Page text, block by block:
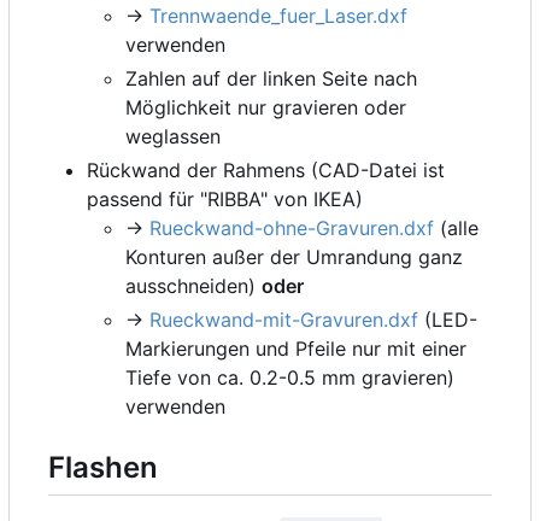
-> Trennwaende_fuer_Laser.dxf
verwenden
Zahlen auf der linken Seite nach
Möglichkeit nur gravieren oder
weglassen
Rückwand der Rahmens (CAD-Datei ist
passend für "RIBBA" von IKEA)
-> Rueckwand-ohne-Gravuren.dxf (alle
Konturen außer der Umrandung ganz
ausschneiden) oder
-> Rueckwand-mit-Gravuren.dxf (LED-
Markierungen und Pfeile nur mit einer
Tiefe von ca. 0.2-0.5 mm gravieren)
verwenden
Flashen